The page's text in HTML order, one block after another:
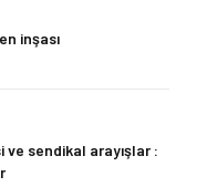
inşası
ve sendikal arayışlar :